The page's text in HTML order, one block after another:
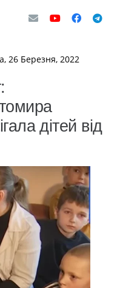
26 Березня, 2022
дітей від